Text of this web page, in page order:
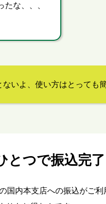
な、、、
ないよ、使い方はとっても
とつで振込完了
国内本支店への振込がご